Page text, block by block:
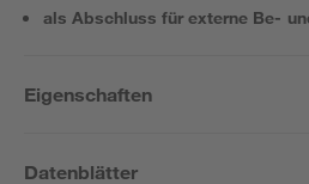
als Abschluss für externe Be-
Eigenschaften
Datenblätter